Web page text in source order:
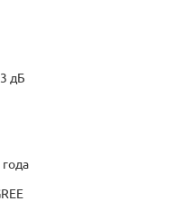
дБ
года